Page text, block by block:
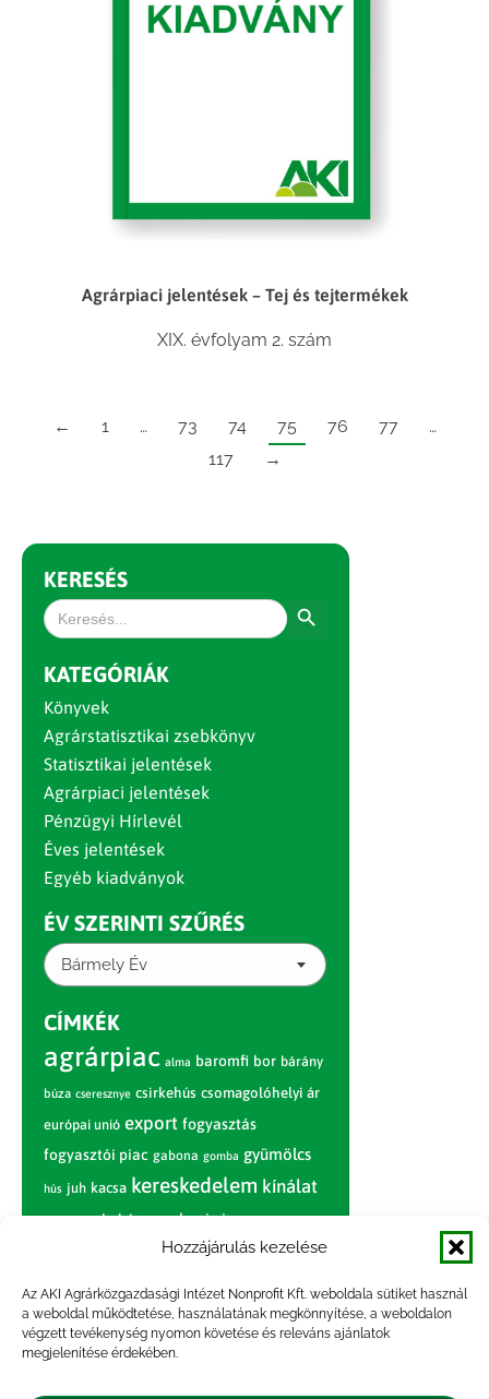
Hozzájárulás kezelése
Az AKI Agrárközgazdasági Intézet Nonprofit Kft. weboldala sütiket használ
a weboldal működtetése, használatának megkönnyítése, a weboldalon
végzett tevékenység nyomon követése és releváns ajánlatok
megjelenítése érdekében.
Agrárpiaci jelentések – Tej és tejtermékek
XIX. évfolyam 2. szám
← 1 … 73 74 75 76 77
…
117
→
KERESÉS
Search
for:
KATEGÓRIÁK
Könyvek
Agrárstatisztikai zsebkönyv
Statisztikai jelentések
Agrárpiaci jelentések
Pénzügyi Hírlevél
Éves jelentések
Egyéb kiadványok
ÉV SZERINTI SZŰRÉS
Bármely Év
CÍMKÉK
agrárpiac alma baromfi bor bárány
búza cseresznye csirkehús csomagolóhelyi ár
európai unió export fogyasztás
fogyasztói piac gabona gomba gyümölcs
hús juh kacsa kereskedelem kínálat
körte marhahús nagybani piac narancs
nemzetközi árinformációk
paradicsom piac piaci jelentés
pulyka pulykahús sertés sertéshús
szarvasmarha termelés
termelői